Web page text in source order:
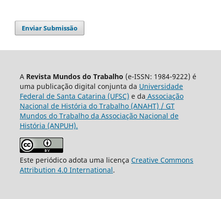
Enviar Submissão
A Revista Mundos do Trabalho (e-ISSN: 1984-9222) é
uma publicação digital conjunta da Universidade
Federal de Santa Catarina (UFSC) e da Associação
Nacional de História do Trabalho (ANAHT) / GT
Mundos do Trabalho da Associação Nacional de
História (ANPUH).
Este periódico adota uma licença Creative Commons
Attribution 4.0 International.